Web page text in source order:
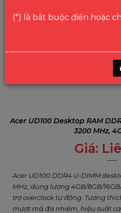
Acer UD100 Desktop RAM
3200 MHz,
Giá:
0₫
Acer UD100 DDR4 U-DIMM
MHz, dung lượng 4GB/8GB/
trợ overclock tự động. Tương
mượt mà đa nhiệm, hiệu suất
(*) là bắt buộc điền hoặc